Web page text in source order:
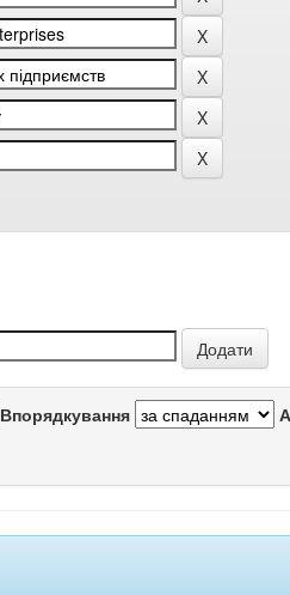
Впорядкування